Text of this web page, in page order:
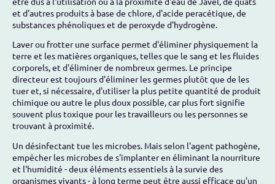
et d'autres produits à base de chlore, d'acide peracétique, de
substances phénoliques et de peroxyde d'hydrogène.
Laver ou frotter une surface permet d'éliminer physiquement la
terre et les matières organiques, telles que le sang et les fluides
corporels, et d'éliminer de nombreux germes. Le principe
directeur est toujours d'éliminer les germes plutôt que de les
tuer et, si nécessaire, d'utiliser la plus petite quantité de produit
chimique ou autre le plus doux possible, car plus fort signifie
souvent plus toxique pour les travailleurs ou les personnes se
trouvant à proximité.
Un désinfectant tue les microbes. Mais selon l'agent pathogène,
empêcher les microbes de s'implanter en éliminant la nourriture
et l'humidité - deux éléments essentiels à la survie des
organismes vivants - à long terme peut être aussi efficace qu'un